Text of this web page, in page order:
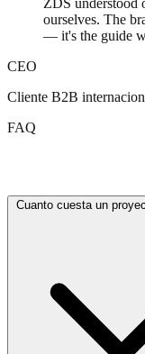
ZDS understood
ourselves. The
— it's the guide
CEO
Cliente B2B
FAQ
Cuanto cuesta un